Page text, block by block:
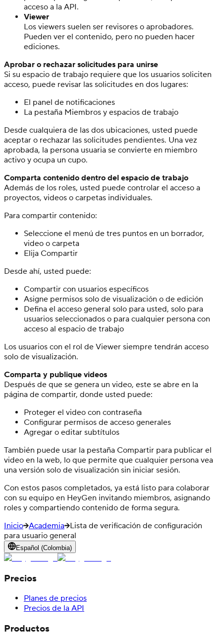
acceso a la API.
Viewer
Los viewers suelen ser revisores o aprobadores.
Pueden ver el contenido, pero no pueden hacer
ediciones.
Aprobar o rechazar solicitudes para unirse
Si su espacio de trabajo requiere que los usuarios soliciten
acceso, puede revisar las solicitudes en dos lugares:
El panel de notificaciones
La pestaña Miembros y espacios de trabajo
Desde cualquiera de las dos ubicaciones, usted puede
aceptar o rechazar las solicitudes pendientes. Una vez
aprobada, la persona usuaria se convierte en miembro
activo y ocupa un cupo.
Comparta contenido dentro del espacio de trabajo
Además de los roles, usted puede controlar el acceso a
proyectos, videos o carpetas individuales.
Para compartir contenido:
Seleccione el menú de tres puntos en un borrador,
video o carpeta
Elija Compartir
Desde ahí, usted puede:
Compartir con usuarios específicos
Asigne permisos solo de visualización o de edición
Defina el acceso general solo para usted, solo para
usuarios seleccionados o para cualquier persona con
acceso al espacio de trabajo
Los usuarios con el rol de Viewer siempre tendrán acceso
solo de visualización.
Comparta y publique videos
Después de que se genera un video, este se abre en la
página de compartir, donde usted puede:
Proteger el video con contraseña
Configurar permisos de acceso generales
Agregar o editar subtítulos
También puede usar la pestaña Compartir para publicar el
video en la web, lo que permite que cualquier persona vea
una versión solo de visualización sin iniciar sesión.
Con estos pasos completados, ya está listo para colaborar
con su equipo en HeyGen invitando miembros, asignando
roles y compartiendo contenido de forma segura.
Inicio Academia Lista de verificación de configuración
para usuario general
Español (Colombia)
Precios
Planes de precios
Precios de la API
Productos